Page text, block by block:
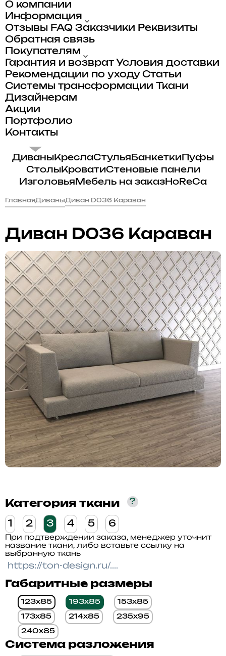
О компании
Информация
Отзывы FAQ Заказчики Реквизиты
Обратная связь
Покупателям
Гарантия и возврат Условия доставки
Рекомендации по уходу Статьи
Системы трансформации
Ткани
Дизайнерам
Акции
Портфолио
Контакты
ДиваныКреслаСтульяБанкеткиПуфы
СтолыКроватиСтеновые панели
Изголовья Мебель на заказHoReCa
ГлавнаяДиваныДиван D036 Караван
Диван D036 Караван
Категория ткани ?
1 2 3 4 5 6
При подтверждении заказа, менеджер уточнит
название ткани, либо вставьте ссылку на
выбранную ткань
Габаритные размеры
123x85 193x85 153x85
173x85 214x85 235x95
240x85
Система разложения